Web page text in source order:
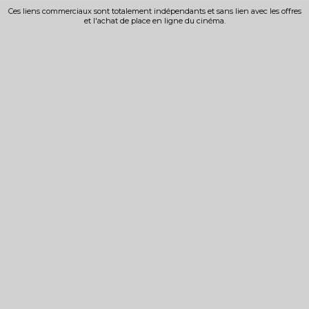
Ces liens commerciaux sont totalement indépendants et sans lien avec les offres
et l'achat de place en ligne du cinéma.